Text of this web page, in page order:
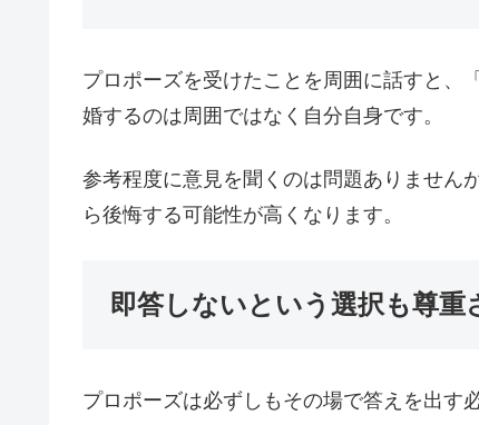
プロポーズを受けたことを周囲に話すと、
婚するのは周囲ではなく自分自身です。
参考程度に意見を聞くのは問題ありません
ら後悔する可能性が高くなります。
即答しないという選択も尊重
プロポーズは必ずしもその場で答えを出す